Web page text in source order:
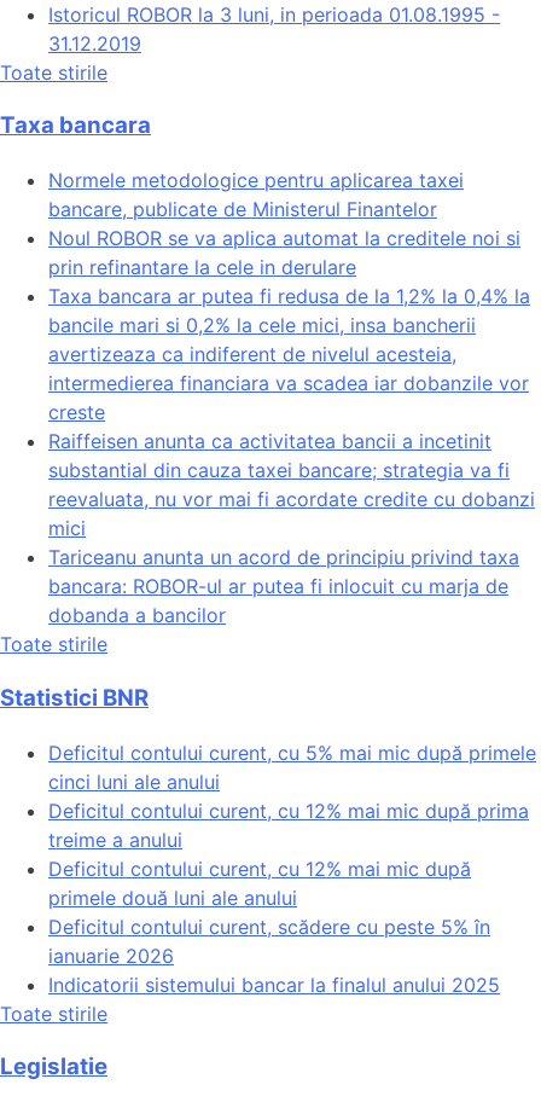
Istoricul ROBOR la 3 luni, in perioada 01.08.1995 -
31.12.2019
Toate stirile
Taxa bancara
Normele metodologice pentru aplicarea taxei
bancare, publicate de Ministerul Finantelor
Noul ROBOR se va aplica automat la creditele noi si
prin refinantare la cele in derulare
Taxa bancara ar putea fi redusa de la 1,2% la 0,4% la
bancile mari si 0,2% la cele mici, insa bancherii
avertizeaza ca indiferent de nivelul acesteia,
intermedierea financiara va scadea iar dobanzile vor
creste
Raiffeisen anunta ca activitatea bancii a incetinit
substantial din cauza taxei bancare; strategia va fi
reevaluata, nu vor mai fi acordate credite cu dobanzi
mici
Tariceanu anunta un acord de principiu privind taxa
bancara: ROBOR-ul ar putea fi inlocuit cu marja de
dobanda a bancilor
Toate stirile
Statistici BNR
Deficitul contului curent, cu 5% mai mic după primele
cinci luni ale anului
Deficitul contului curent, cu 12% mai mic după prima
treime a anului
Deficitul contului curent, cu 12% mai mic după
primele două luni ale anului
Deficitul contului curent, scădere cu peste 5% în
ianuarie 2026
Indicatorii sistemului bancar la finalul anului 2025
Toate stirile
Legislatie